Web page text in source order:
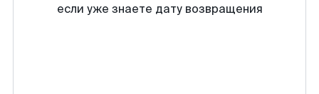
если уже знаете дату возвращения